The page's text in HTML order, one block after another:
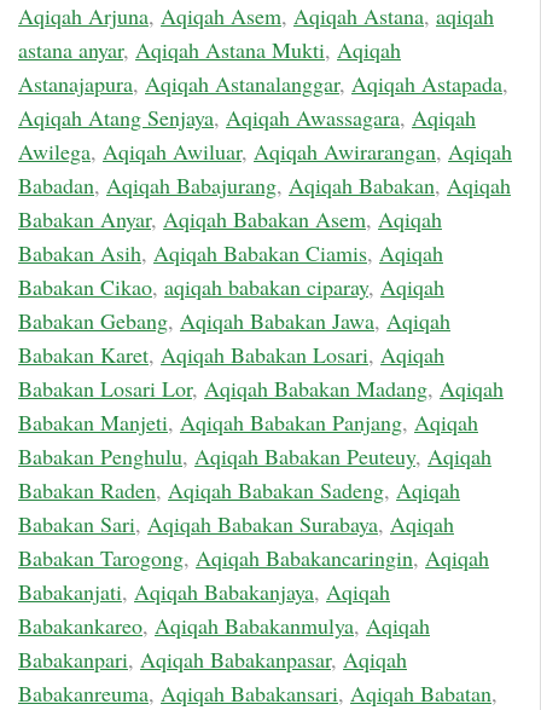
Aqiqah Arjuna, Aqiqah Asem, Aqiqah Astana, aqiqah
astana anyar, Aqiqah Astana Mukti, Aqiqah
Astanajapura, Aqiqah Astanalanggar, Aqiqah Astapada,
Aqiqah Atang Senjaya, Aqiqah Awassagara, Aqiqah
Awilega, Aqiqah Awiluar, Aqiqah Awirarangan, Aqiqah
Babadan, Aqiqah Babajurang, Aqiqah Babakan, Aqiqah
Babakan Anyar, Aqiqah Babakan Asem, Aqiqah
Babakan Asih, Aqiqah Babakan Ciamis, Aqiqah
Babakan Cikao, aqiqah babakan ciparay, Aqiqah
Babakan Gebang, Aqiqah Babakan Jawa, Aqiqah
Babakan Karet, Aqiqah Babakan Losari, Aqiqah
Babakan Losari Lor, Aqiqah Babakan Madang, Aqiqah
Babakan Manjeti, Aqiqah Babakan Panjang, Aqiqah
Babakan Penghulu, Aqiqah Babakan Peuteuy, Aqiqah
Babakan Raden, Aqiqah Babakan Sadeng, Aqiqah
Babakan Sari, Aqiqah Babakan Surabaya, Aqiqah
Babakan Tarogong, Aqiqah Babakancaringin, Aqiqah
Babakanjati, Aqiqah Babakanjaya, Aqiqah
Babakankareo, Aqiqah Babakanmulya, Aqiqah
Babakanpari, Aqiqah Babakanpasar, Aqiqah
Babakanreuma, Aqiqah Babakansari, Aqiqah Babatan,